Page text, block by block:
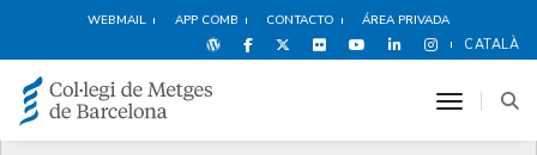
WEBMAIL APP COMB CONTACTO ÁREA PRIVADA
CATALÀ
toggle